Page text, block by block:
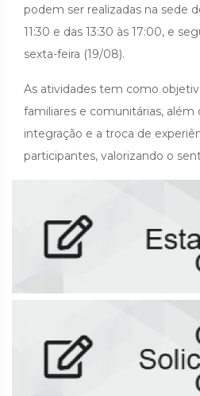
podem ser realizadas na sede
11:30 e das 13:30 às 17:00, e
sexta-feira (19/08).
As atividades tem como
familiares e comunitárias, além
integração e a troca de
participantes, valorizando o